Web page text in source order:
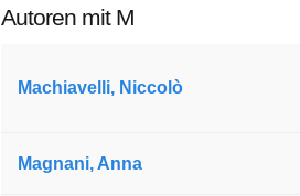
Autoren mit M
Machiavelli, Niccolò
Magnani, Anna